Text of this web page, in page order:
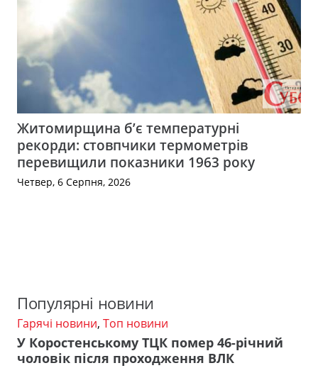
Житомирщина б’є температурні
рекорди: стовпчики термометрів
перевищили показники 1963 року
Четвер, 6 Серпня, 2026
Популярні новини
Гарячі новини, Топ новини
У Коростенському ТЦК помер 46-річний
чоловік після проходження ВЛК